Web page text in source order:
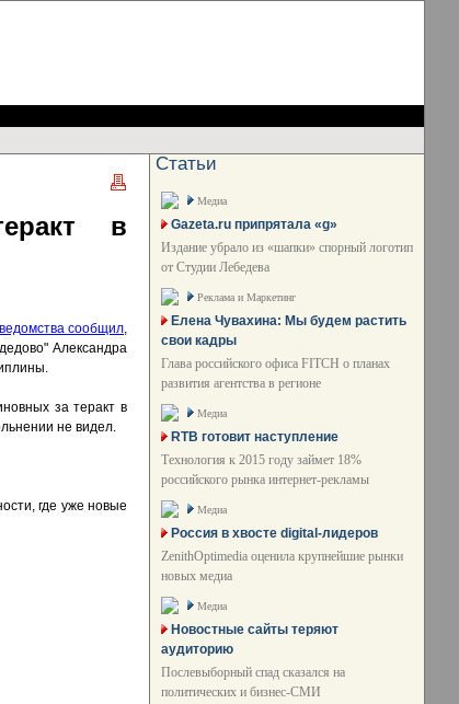
в
сообщил,
Александра
за теракт в
не видел.
где уже новые
Статьи
Медиа
Gazeta.ru припрятала «g»
Издание убрало из «шапки» спорный логотип
от Студии Лебедева
Реклама и Маркетинг
Елена Чувахина: Мы будем растить
свои кадры
Глава российского офиса FITCH о планах
развития агентства в регионе
Медиа
RTB готовит наступление
Технология к 2015 году займет 18%
российского рынка интернет-рекламы
Медиа
Россия в хвосте digital-лидеров
ZenithOptimedia оценила крупнейшие рынки
новых медиа
Медиа
Новостные сайты теряют
аудиторию
Послевыборный спад сказался на
политических и бизнес-СМИ